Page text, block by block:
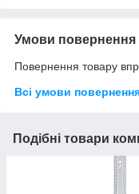
Умови повернення
Повернення товару
Всі умови
Подібні товари